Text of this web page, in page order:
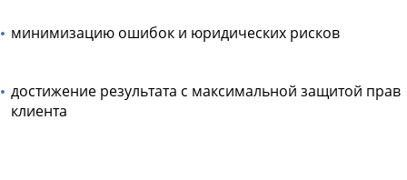
минимизацию ошибок и юридических рисков
достижение результата с максимальной защитой прав
клиента